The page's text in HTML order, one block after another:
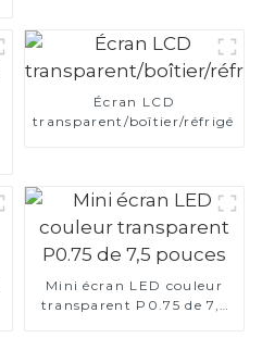
Écran LCD
transparent/boîtier/
Mini écran LED couleur
transparent P0.75 de 7,5